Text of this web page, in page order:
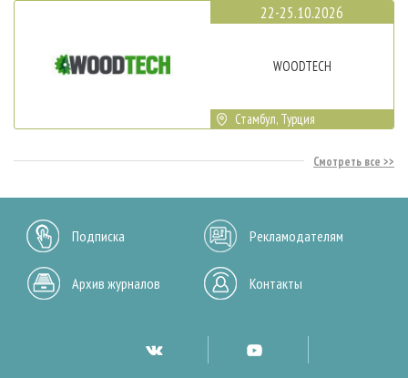
22-25.10.2026
WOODTECH
Стамбул, Турция
Смотреть все
Подписка Рекламодателям
Архив журналов Контакты